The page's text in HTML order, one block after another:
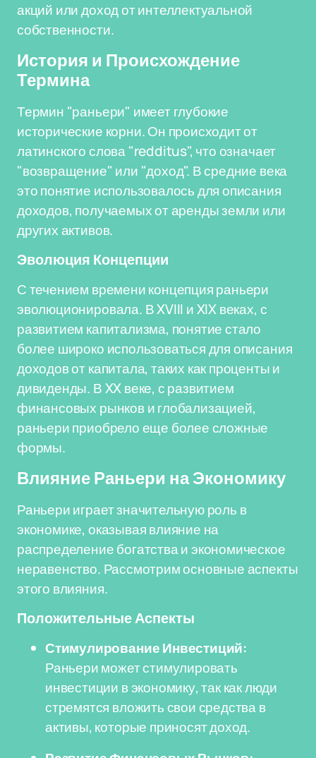
акций или доход от интеллектуальной
собственности.
История и Происхождение
Термина
Термин "раньери" имеет глубокие
исторические корни. Он происходит от
латинского слова "redditus", что означает
"возвращение" или "доход". В средние века
это понятие использовалось для описания
доходов, получаемых от аренды земли или
других активов.
Эволюция Концепции
С течением времени концепция раньери
эволюционировала. В XVIII и XIX веках, с
развитием капитализма, понятие стало
более широко использоваться для описания
доходов от капитала, таких как проценты и
дивиденды. В XX веке, с развитием
финансовых рынков и глобализацией,
раньери приобрело еще более сложные
формы.
Влияние Раньери на Экономику
Раньери играет значительную роль в
экономике, оказывая влияние на
распределение богатства и экономическое
неравенство. Рассмотрим основные аспекты
этого влияния.
Положительные Аспекты
Стимулирование Инвестиций:
Раньери может стимулировать
инвестиции в экономику, так как люди
стремятся вложить свои средства в
активы, которые приносят доход.